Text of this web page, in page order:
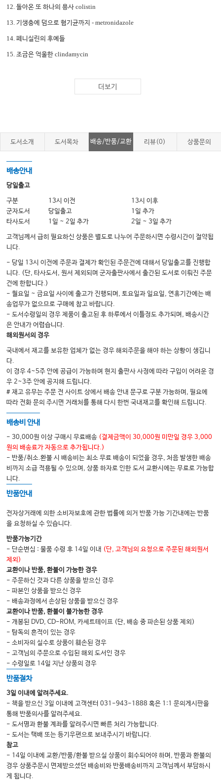
12.돌아온 또 하나의 용사colistin
13.기생충에 덤으로 혐기균까지- metronidazole
14.페니실린의 후예들
15.조금은 억울한clindamycin
20. 21세기의 항생제,그리고 대단원
더보기
도서소개 도서목차 배송/반품/교환 리뷰(0) 상품문의
배송안내
당일출고
구분 13시 이전
13시 이후
군자도서
당일출고
1일 추가
타사도서
1일 ~ 2일 추가 2일 ~ 3일 추가
고객님께서 급히 필요하신 상품은 별도로 나누어 주문하시면 수령시간이 절약됩
니다.
- 당일 13시 이전에 주문과 결제가 확인된 주문건에 대해서 당일출고를 진행합
니다. (단, 타사도서, 원서 제외되며 군자출판사에서 출간된 도서로 이뤄진 주문
건에 한합니다.)
- 월요일 ~ 금요일 사이에 출고가 진행되며, 토요일과 일요일, 연휴기간에는 배
송업무가 없으므로 구매에 참고 바랍니다.
- 도서수령일의 경우 제품이 출고된 후 하루에서 이틀정도 추가되며, 배송시간
은 안내가 어렵습니다.
해외원서의 경우
국내에서 재고를 보유한 업체가 없는 경우 해외주문을 해야 하는 상황이 생깁니
다.
이 경우 4~5주 안에 공급이 가능하며 현지 출판사 사정에 따라 구입이 어려운 경
우 2~3주 안에 공지해 드립니다.
# 재고 유무는 주문 전 사이트 상에서 배송 안내 문구로 구분 가능하며, 필요에
따라 전화 문의 주시면 거래처를 통해 다시 한번 국내재고를 확인해 드립니다.
배송비 안내
- 30,000원 이상 구매시 무료배송 (결제금액이 30,000원 미만일 경우 3,000
원의 배송료가 자동으로 추가됩니다.)
- 반품/취소.환불 시 배송비는 최소 무료 배송이 되었을 경우, 처음 발생한 배송
비까지 소급 적용될 수 있으며, 상품 하자로 인한 도서 교환시에는 무료로 가능합
니다.
반품안내
전자상거래에 의한 소비자보호에 관한 법률에 의거 반품 가능 기간내에는 반품
을 요청하실 수 있습니다.
반품가능기간
- 단순변심 : 물품 수령 후 14일 이내 (단, 고객님의 요청으로 주문된 해외원서
제외)
교환이나 반품, 환불이 가능한 경우
- 주문하신 것과 다른 상품을 받으신 경우
- 파본인 상품을 받으신 경우
- 배송과정에서 손상된 상품을 받으신 경우
교환이나 반품, 환불이 불가능한 경우
- 개봉된 DVD, CD-ROM, 카세트테이프 (단, 배송 중 파손된 상품 제외)
- 탐독의 흔적이 있는 경우
- 소비자의 실수로 상품이 훼손된 경우
- 고객님의 주문으로 수입된 해외 도서인 경우
- 수령일로 14일 지난 상품의 경우
반품절차
3일 이내에 알려주세요.
- 책을 받으신 3일 이내에 고객센터 031-943-1888 혹은 1:1 문의게시판을
통해 반품의사를 알려주세요.
- 도서명과 환불 계좌를 알려주시면 빠른 처리 가능합니다.
- 도서는 택배 또는 등기우편으로 보내주시기 바랍니다.
참고
- 14일 이내에 교환/반품/환불 받으실 상품이 회수되어야 하며, 반품과 환불의
경우 상품주문시 면제받으셨던 배송비와 반품배송비까지 고객님께서 부담하시
게 됩니다.